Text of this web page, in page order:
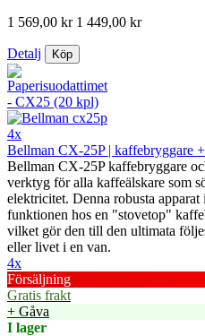
1 569,00 kr 1 449,00 kr
Detalj Köp
4x
Bellman CX-25P | kaffebryggare
Bellman CX-25P kaffebryggare
verktyg för alla kaffeälskare som
elektricitet. Denna robusta
funktionen hos en "stovetop"
vilket gör den till den ultimata
eller livet i en van.
4x
Försäljning
Gratis frakt
+ Gåva
I lager